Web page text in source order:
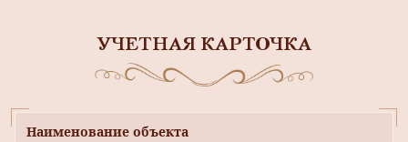
УЧЕТНАЯ КАРТОЧКА
Наименование объекта